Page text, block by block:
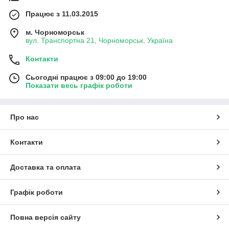
Працює з 11.03.2015
м. Чорноморськ
вул. Транспортна 21, Чорноморськ, Україна
Контакти
Сьогодні працює з 09:00 до 19:00
Показати весь графік роботи
Про нас
Контакти
Доставка та оплата
Графік роботи
Повна версія сайту